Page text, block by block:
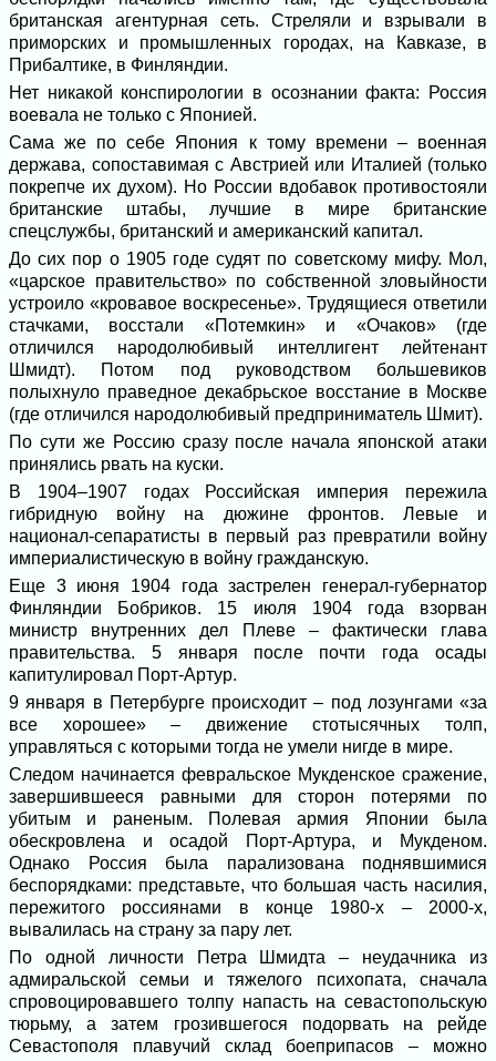
британская агентурная сеть. Стреляли и взрывали в
приморских и промышленных городах, на Кавказе, в
Прибалтике, в Финляндии.
Нет никакой конспирологии в осознании факта: Россия
воевала не только с Японией.
Сама же по себе Япония к тому времени – военная
держава, сопоставимая с Австрией или Италией (только
покрепче их духом). Но России вдобавок противостояли
британские штабы, лучшие в мире британские
спецслужбы, британский и американский капитал.
До сих пор о 1905 годе судят по советскому мифу. Мол,
«царское правительство» по собственной зловыйности
устроило «кровавое воскресенье». Трудящиеся ответили
стачками, восстали «Потемкин» и «Очаков» (где
отличился народолюбивый интеллигент лейтенант
Шмидт). Потом под руководством большевиков
полыхнуло праведное декабрьское восстание в Москве
(где отличился народолюбивый предприниматель Шмит).
По сути же Россию сразу после начала японской атаки
принялись рвать на куски.
В 1904–1907 годах Российская империя пережила
гибридную войну на дюжине фронтов. Левые и
национал-сепаратисты в первый раз превратили войну
империалистическую в войну гражданскую.
Еще 3 июня 1904 года застрелен генерал-губернатор
Финляндии Бобриков. 15 июля 1904 года взорван
министр внутренних дел Плеве – фактически глава
правительства. 5 января после почти года осады
капитулировал Порт-Артур.
9 января в Петербурге происходит – под лозунгами «за
все хорошее» – движение стотысячных толп,
управляться с которыми тогда не умели нигде в мире.
Следом начинается февральское Мукденское сражение,
завершившееся равными для сторон потерями по
убитым и раненым. Полевая армия Японии была
обескровлена и осадой Порт-Артура, и Мукденом.
Однако Россия была парализована поднявшимися
беспорядками: представьте, что большая часть насилия,
пережитого россиянами в конце 1980-х – 2000-х,
вывалилась на страну за пару лет.
По одной личности Петра Шмидта – неудачника из
адмиральской семьи и тяжелого психопата, сначала
спровоцировавшего толпу напасть на севастопольскую
тюрьму, а затем грозившегося подорвать на рейде
Севастополя плавучий склад боеприпасов – можно